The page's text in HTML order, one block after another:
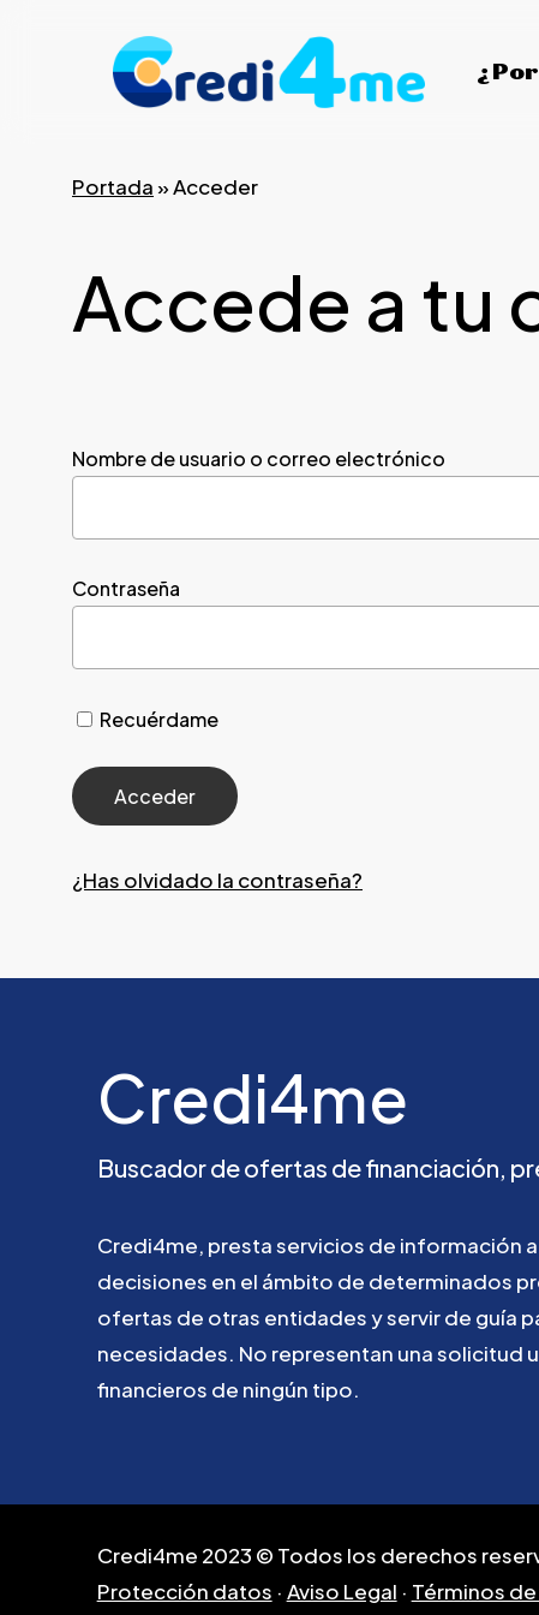
Portada»Acceder
Accede a tu
Nombre de usuario o correo electrónico
Contraseña
Recuérdame
¿Has olvidado la contraseña?
Credi4me
Buscadordeofertas definanciación,
Credi4me, prestaservicios de información a
decisiones en el ámbito de determinados
ofertas de otras entidadesyservirde guía
necesidades. No representan unasolicitud u
financieros de ningún tipo.
Credi4me 2023 © Todos los derechos
Protección datos · Aviso Legal · Términos